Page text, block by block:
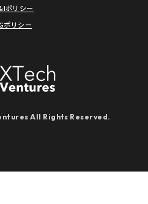
ポリシー
ポリシー
All Rights Reserved.